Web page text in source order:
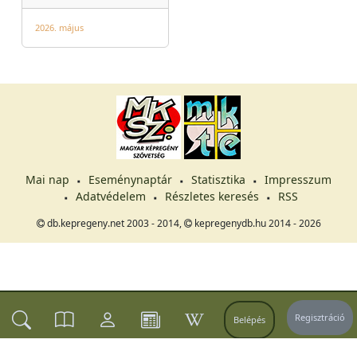
Belépés Regisztráció
2026. május
Mai nap Eseménynaptár Statisztika
Impresszum
Adatvédelem
Részletes keresés RSS
db.kepregeny.net 2003 - 2014, kepregenydb.hu 2014 - 2026